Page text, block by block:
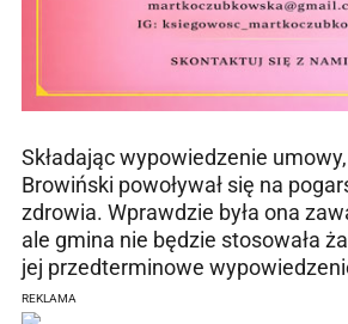
Składając wypowiedzenie
Browiński powoływał się na
zdrowia. Wprawdzie była ona
ale gmina nie będzie stosowała
jej przedterminowe
REKLAMA